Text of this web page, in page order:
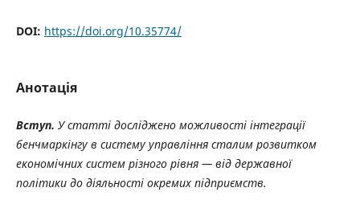
DOI: https://doi.org/10.35774/
Анотація
Вступ. У статті досліджено можливості інтеграції
бенчмаркінгу в систему управління сталим розвитком
економічних систем різного рівня — від державної
політики до діяльності окремих підприємств.